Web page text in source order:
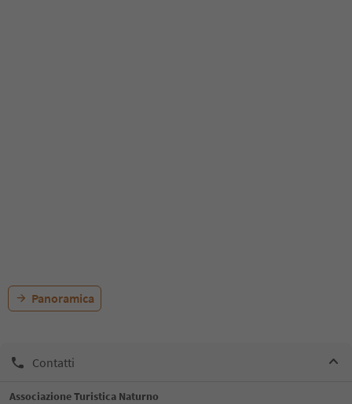
Panoramica
Contatti
Associazione Turistica Naturno